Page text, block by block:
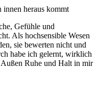
innen heraus kommt
Gefühle und
Als hochsensible Wesen
sie bewerten nicht und
habe ich gelernt, wirklich
Ruhe und Halt in mir